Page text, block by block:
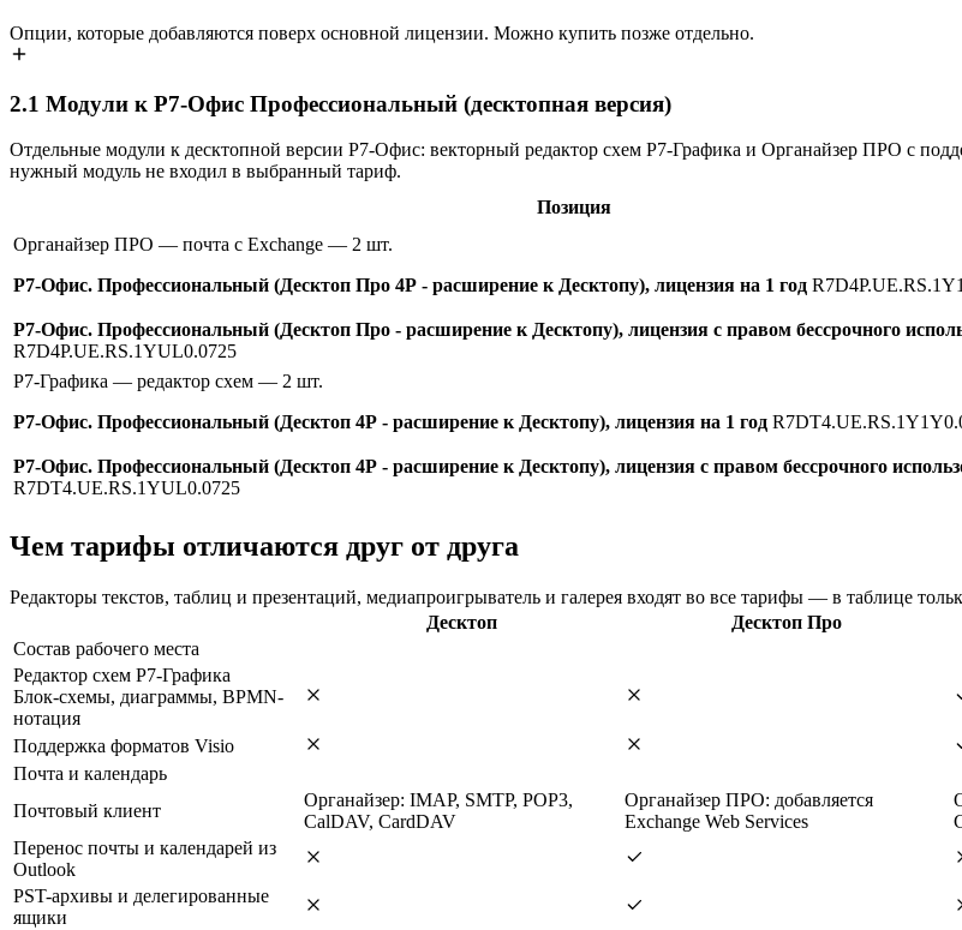
Опции, которые добавляются поверх основной лицензии. Можно купить позже отдельно.
2.1 Модули к Р7-Офис Профессиональный (десктопная версия)
Отдельные модули к десктопной версии Р7-Офис: векторный редактор схем Р7-Графика и Органайзер ПРО с
нужный модуль не входил в выбранный тариф.
Позиция
Органайзер ПРО — почта с Exchange — 2 шт.
Р7-Офис. Профессиональный (Десктоп Про 4Р - расширение к Десктопу), лицензия на 1 год
Р7-Офис. Профессиональный (Десктоп Про - расширение к Десктопу), лицензия с правом бессрочного
R7D4P.UE.RS.1YUL0.0725
Р7-Графика — редактор схем — 2 шт.
Р7-Офис. Профессиональный (Десктоп 4Р - расширение к Десктопу), лицензия на 1 год
Р7-Офис. Профессиональный (Десктоп 4Р - расширение к Десктопу), лицензия с правом бессрочного
R7DT4.UE.RS.1YUL0.0725
Чем тарифы отличаются друг от друга
Редакторы текстов, таблиц и презентаций, медиапроигрыватель и галерея входят во все тарифы — в таблице
Десктоп
Десктоп Про
Состав рабочего места
Редактор схем Р7-Графика
Блок-схемы, диаграммы, BPMN-
нотация
Поддержка форматов Visio
Почта и календарь
Почтовый клиент
Органайзер: IMAP, SMTP, POP3,
CalDAV, CardDAV
Органайзер ПРО: добавляется
Exchange Web Services
Перенос почты и календарей из
Outlook
PST-архивы и делегированные
ящики